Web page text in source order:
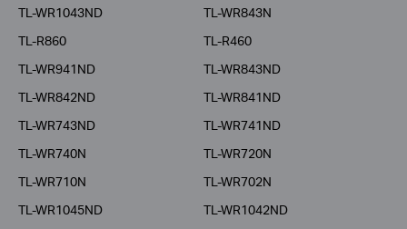
TL-WR1043ND
TL-WR843N
TL-R860
TL-R460
TL-WR941ND
TL-WR843ND
TL-WR842ND
TL-WR841ND
TL-WR743ND
TL-WR741ND
TL-WR740N
TL-WR720N
TL-WR710N
TL-WR702N
TL-WR1045ND
TL-WR1042ND